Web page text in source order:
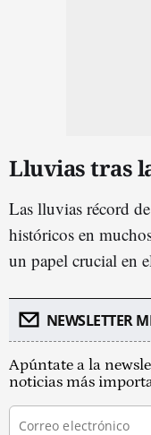
Lluvias tras
Las lluvias récord
históricos en
un papel crucial en
NEWSLETTER
Apúntate a la
noticias más